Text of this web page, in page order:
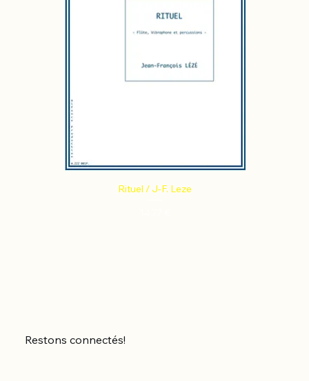
Rituel / J-F. Leze
Restons connectés!